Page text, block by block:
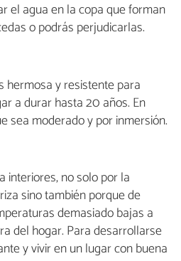
el agua en la copa que forman
o podrás perjudicarlas.
hermosa y resistente para
a durar hasta 20 años. En
sea moderado y por inmersión.
interiores, no solo por la
sino también porque de
demasiado bajas a
del hogar. Para desarrollarse
y vivir en un lugar con buena